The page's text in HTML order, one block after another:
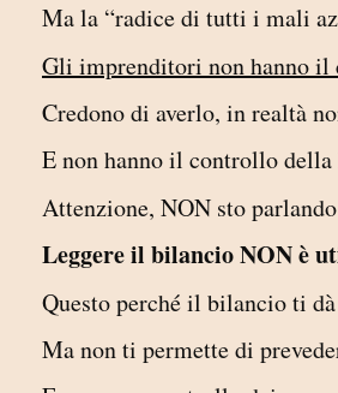
Ma la “radice di tutti i mali
Gli imprenditori non hanno il
Credono di averlo, in realtà
E non hanno il controllo della
Attenzione, NON sto
Leggere il bilancio NON è
Questo perché il bilancio ti
Ma non ti permette di